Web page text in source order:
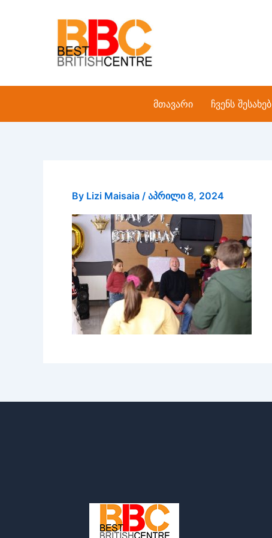
მთავარი ჩვენს შესახებ
By Lizi Maisaia / აპრილი 8, 2024